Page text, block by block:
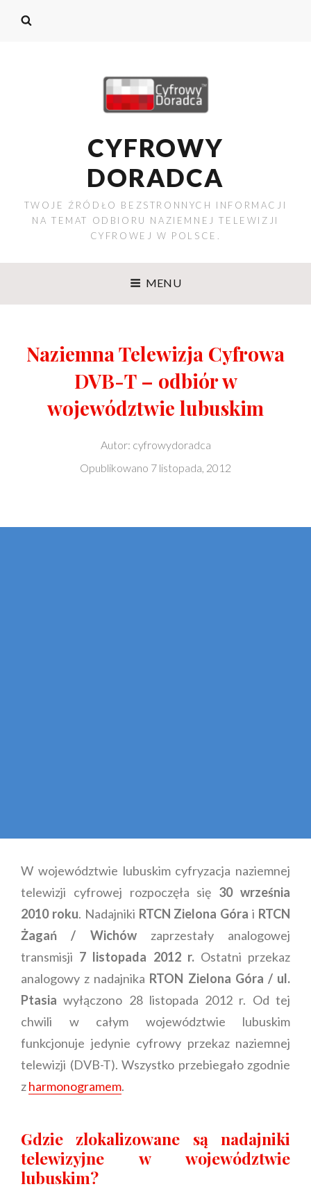
CYFROWY
DORADCA
TWOJE ŹRÓDŁO BEZSTRONNYCH INFORMACJI
NA TEMAT ODBIORU NAZIEMNEJ TELEWIZJI
CYFROWEJ W POLSCE.
MENU
Naziemna Telewizja Cyfrowa
DVB-T – odbiór w
województwie lubuskim
Autor: cyfrowydoradca
Opublikowano 7 listopada, 2012
W województwie lubuskim cyfryzacja naziemnej
telewizji cyfrowej rozpoczęła się 30 września
2010 roku. Nadajniki RTCN Zielona Góra i RTCN
Żagań / Wichówzaprzestały analogowej
transmisji 7 listopada 2012 r.Ostatni przekaz
analogowy z nadajnika RTON Zielona Góra / ul.
Ptasia wyłączono 28 listopada 2012 r. Od tej
chwili w całym województwie lubuskim
funkcjonuje jedynie cyfrowy przekaz naziemnej
telewizji (DVB-T). Wszystko przebiegało zgodnie
zharmonogramem.
Gdzie zlokalizowane są nadajniki
telewizyjne w województwie
lubuskim?